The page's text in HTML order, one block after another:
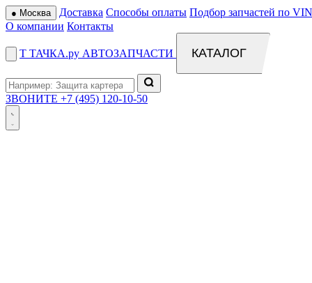
● Москва Доставка Способы оплаты Подбор запчастей по
О компании Контакты
Т ТАЧКА.ру АВТОЗАПЧАСТИ КАТАЛОГ
ЗВОНИТЕ +7 (495) 120-10-50